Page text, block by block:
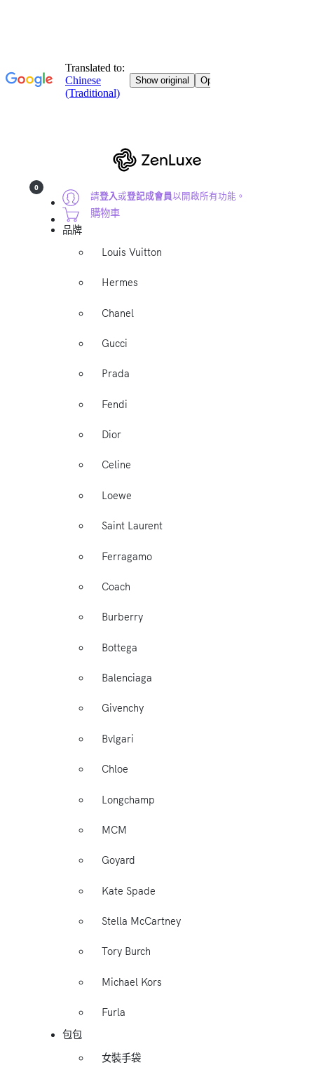
請登入或登記成會員以開啟所有功能。
0
購物車
品牌
Louis Vuitton
Hermes
Chanel
Gucci
Prada
Fendi
Dior
Celine
Loewe
Saint Laurent
Ferragamo
Coach
Burberry
Bottega
Balenciaga
Givenchy
Bvlgari
Chloe
Longchamp
MCM
Goyard
Kate Spade
Stella McCartney
Tory Burch
Michael Kors
Furla
包包
女裝手袋